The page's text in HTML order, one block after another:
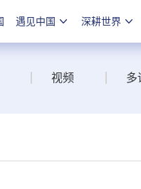
遇见中国 深耕世界
视频 多